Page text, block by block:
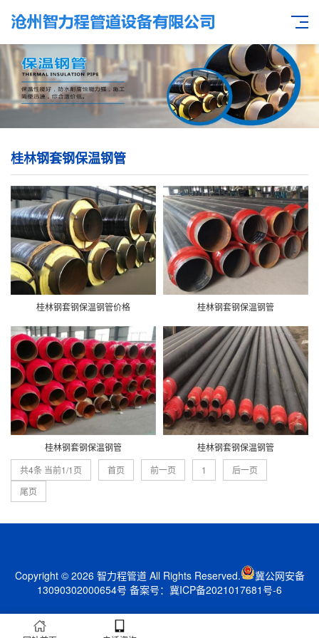
桂林钢套钢保温钢管
桂林钢套钢保温钢管价格 桂林钢套钢保温钢管
桂林钢套钢保温钢管
桂林钢套钢保温钢管
共4条 当前1/1页
首页 前一页 1
后一页
尾页
Copyright © 2026 智力程管道 All Rights Reserved.
冀公网安备
13090302000654号 备案号： 冀ICP备2021017681号-6